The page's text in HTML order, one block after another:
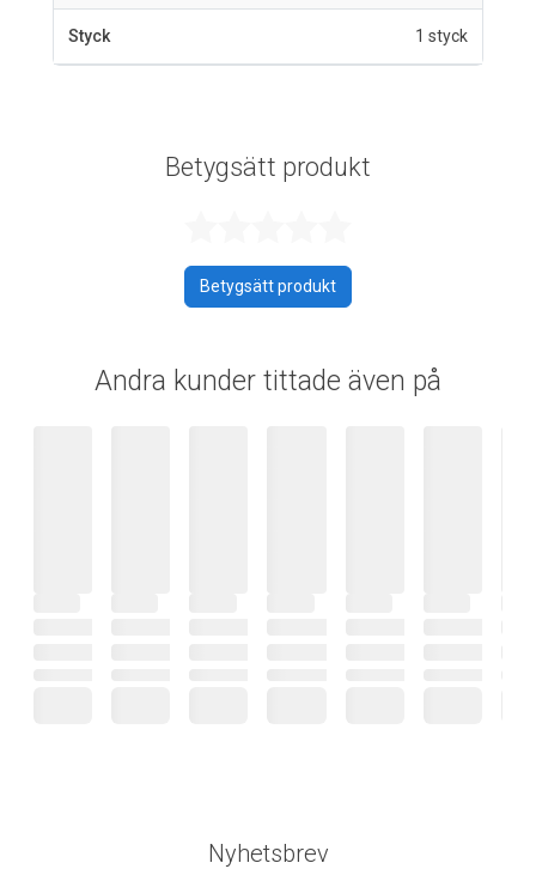
Styck 1 styck
Betygsätt produkt
Betygsätt produkt
Andra kunder tittade även på
Nyhetsbrev